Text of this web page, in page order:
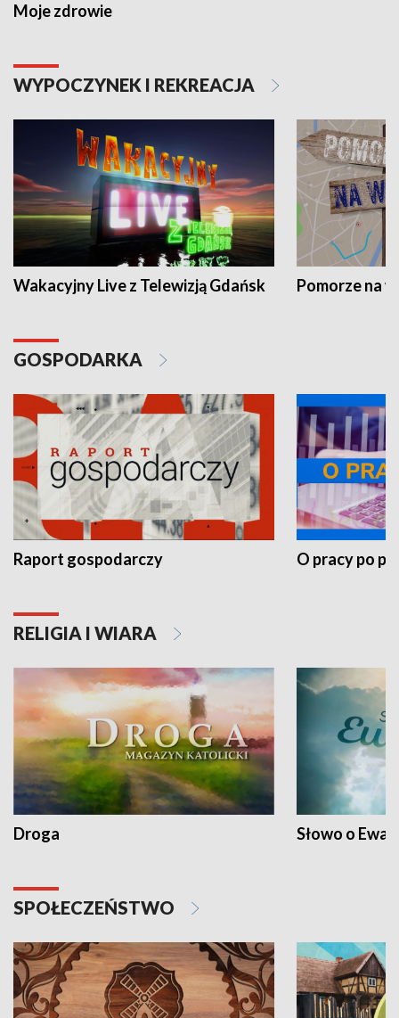
Moje zdrowie
WYPOCZYNEK I REKREACJA
Wakacyjny Live z Telewizją Gdańsk Pomorze na
GOSPODARKA
Raport gospodarczy O pracy po
RELIGIA I WIARA
Droga Słowo o
SPOŁECZEŃSTWO